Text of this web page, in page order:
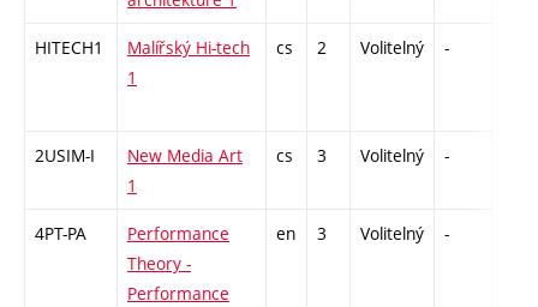
HITECH1
Malířský Hi-tech
1
cs 2 Volitelný -
2USIM-I
New Media Art
1
cs 3 Volitelný -
4PT-PA
Performance
Theory -
Performance
en 3 Volitelný -